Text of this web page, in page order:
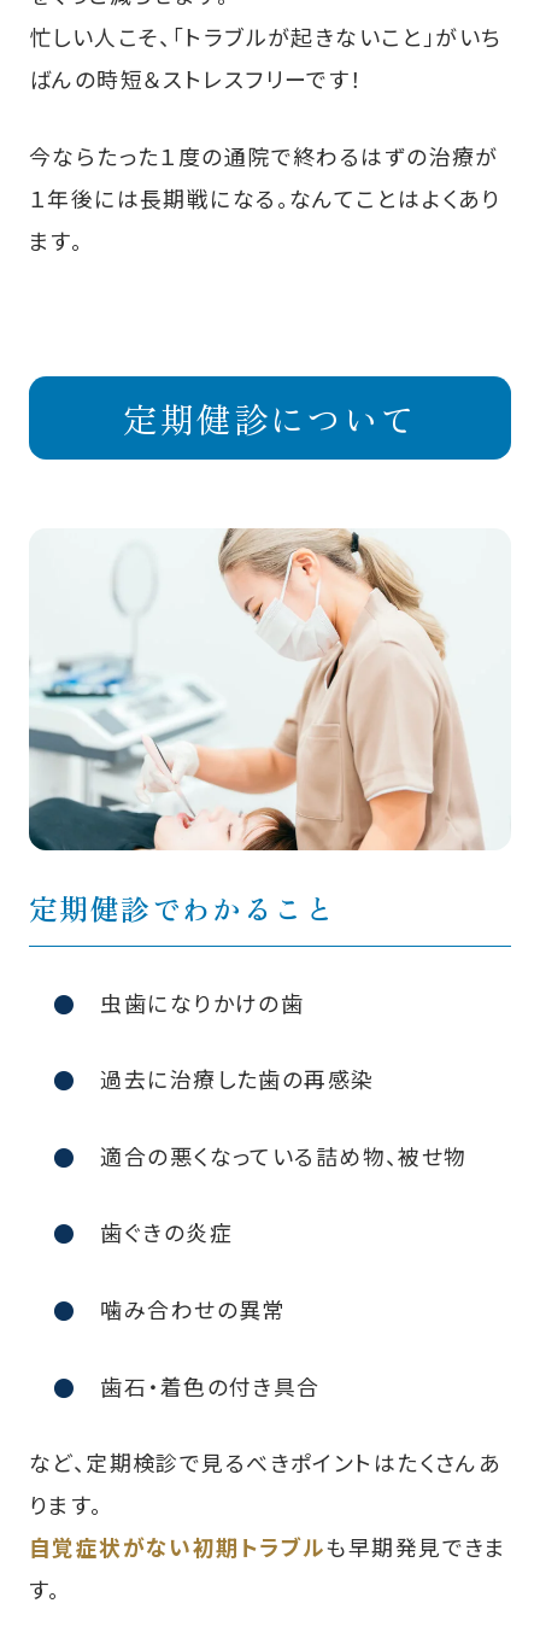
忙しい人こそ、「トラブルが起きないこと」がいち
ばんの時短＆ストレスフリーです！
今ならたった１度の通院で終わるはずの治療が
１年後には長期戦になる。なんてことはよくあり
ます。
定期健診について
定期健診でわかること
虫歯になりかけの歯
過去に治療した歯の再感染
適合の悪くなっている詰め物、被せ物
歯ぐきの炎症
噛み合わせの異常
歯石・着色の付き具合
など、定期検診で見るべきポイントはたくさんあ
ります。
自覚症状がない初期トラブルも早期発見できま
す。